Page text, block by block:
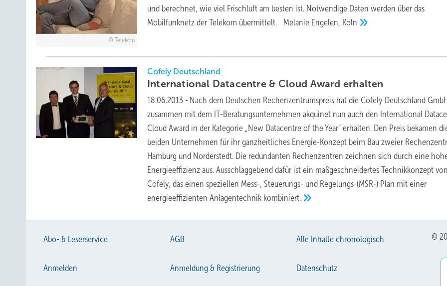
Telekom
und berechnet, wie viel Frischluft am besten ist. Notwendige Daten werden über das
Mobilfunknetz der Telekom übermittelt. Melanie Engelen, Köln
Cofely Deutschland
International Datacentre & Cloud Award erhalten
18.06.2013 - Nach dem Deutschen Rechenzentrumspreis hat die Cofely Deutschland
zusammen mit dem IT-Beratungsunternehmen akquinet nun auch den International
Cloud Award in der Kategorie „New Datacentre of the Year“ erhalten. Den Preis bekamen
beiden Unternehmen für ihr ganzheitliches Energie-Konzept beim Bau zweier
Hamburg und Norderstedt. Die redundanten Rechenzentren zeichnen sich durch eine
Energieeffizienz aus. Ausschlaggebend dafür ist ein maßgeschneidertes Technikkonzept von
Cofely, das einen speziellen Mess-, Steuerungs- und Regelungs-(MSR-) Plan mit einer
energieeffizienten Anlagentechnik kombiniert.
Abo- & Leserservice AGB Alle Inhalte chronologisch
Anmelden Anmeldung & Registrierung Datenschutz
©